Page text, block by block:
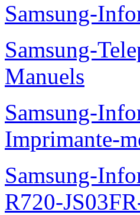
Samsung-
Samsung-
Manuels
Samsung-
Imprimante-
Samsung-
R720-